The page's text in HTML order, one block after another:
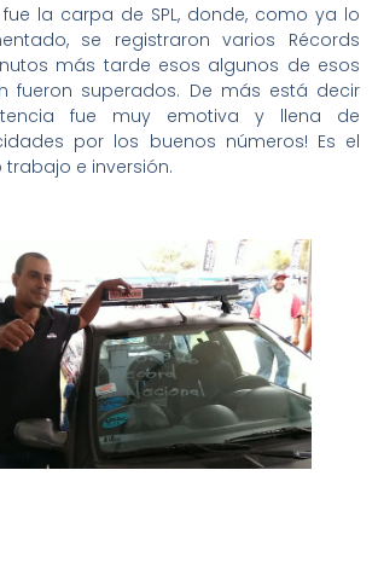
la carpa de SPL, donde, como ya lo
se registraron varios Récords
más tarde esos algunos de esos
fueron superados. De más está decir
fue muy emotiva y llena de
por los buenos números! Es el
e inversión.